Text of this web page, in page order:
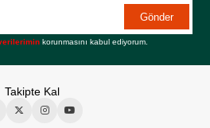
Gönder
korunmasını kabul ediyorum.
Takipte Kal